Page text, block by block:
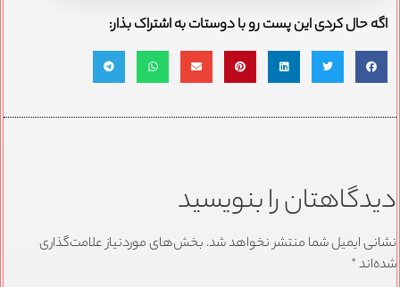
اگه حال کردی این پست رو با دوستات به اشتراک بذار:
دیدگاهتان را بنویسید
نشانی ایمیل شما منتشر نخواهد شد. بخش‌های موردنیاز علامت‌گذاری
شده‌اند*